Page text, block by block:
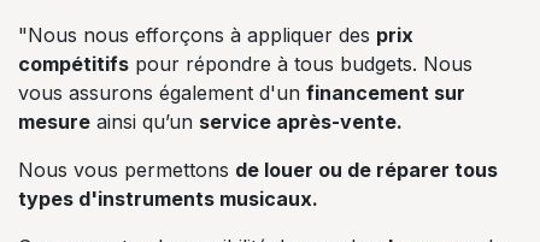
"Nous nous efforçons à appliquer des prix
compétitifs pour répondre à tous budgets. Nous
vous assurons également d'un financement sur
mesure ainsi qu’un service après-vente.
Nous vous permettons de louer ou de réparer tous
types d'instruments musicaux.